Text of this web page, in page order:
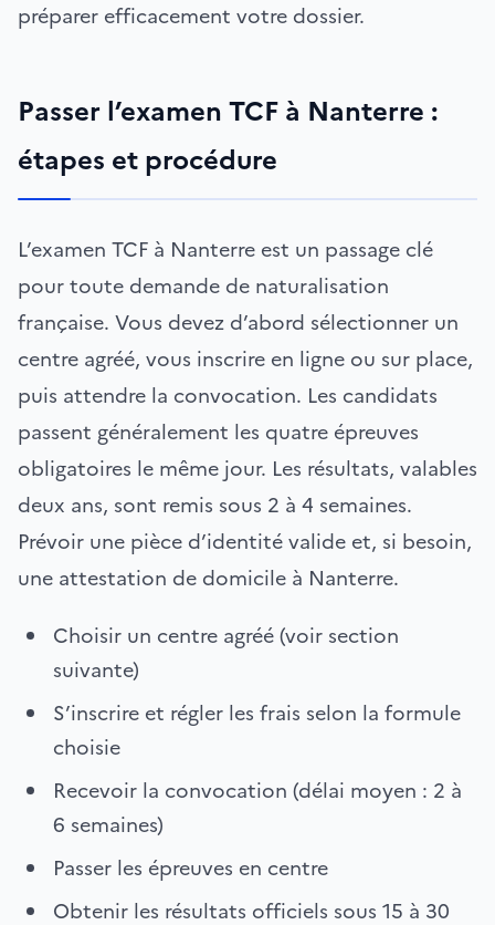
préparer efficacement votre dossier.
Passer l’examen TCF à Nanterre :
étapes et procédure
L’examen TCF à Nanterre est un passage clé
pour toute demande de naturalisation
française. Vous devez d’abord sélectionner un
centre agréé, vous inscrire en ligne ou sur place,
puis attendre la convocation. Les candidats
passent généralement les quatre épreuves
obligatoires le même jour. Les résultats, valables
deux ans, sont remis sous 2 à 4 semaines.
Prévoir une pièce d’identité valide et, si besoin,
une attestation de domicile à Nanterre.
Choisir un centre agréé (voir section
suivante)
S’inscrire et régler les frais selon la formule
choisie
Recevoir la convocation (délai moyen : 2 à
6 semaines)
Passer les épreuves en centre
Obtenir les résultats officiels sous 15 à 30